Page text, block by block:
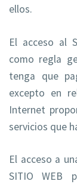
ellos.
El acceso al
como regla
tenga que
excepto en
Internet
servicios que
El acceso a
SITIO WEB